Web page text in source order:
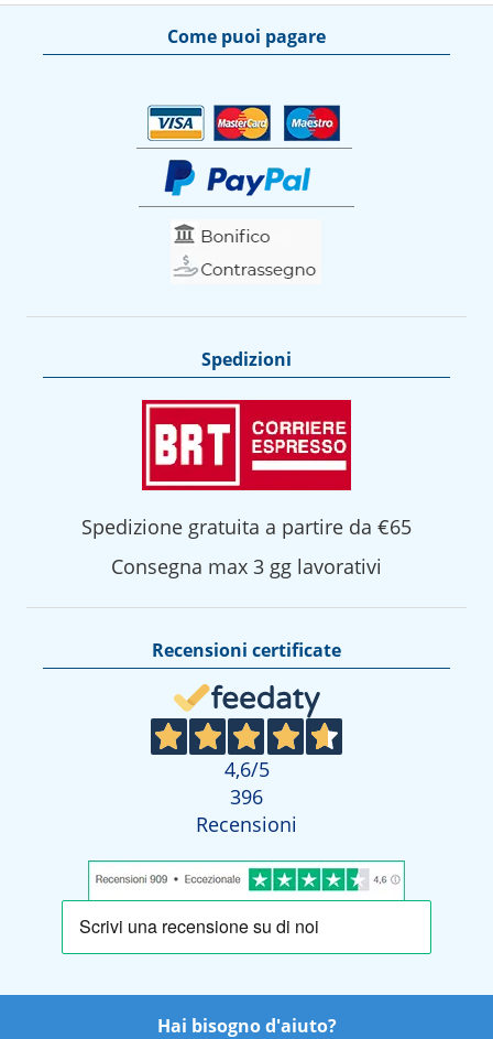
Come puoi pagare
Spedizioni
Spedizione gratuita a partire da €65
Consegna max 3 gg lavorativi
Recensioni certificate
4,6/5
396
Recensioni
Hai bisogno d'aiuto?